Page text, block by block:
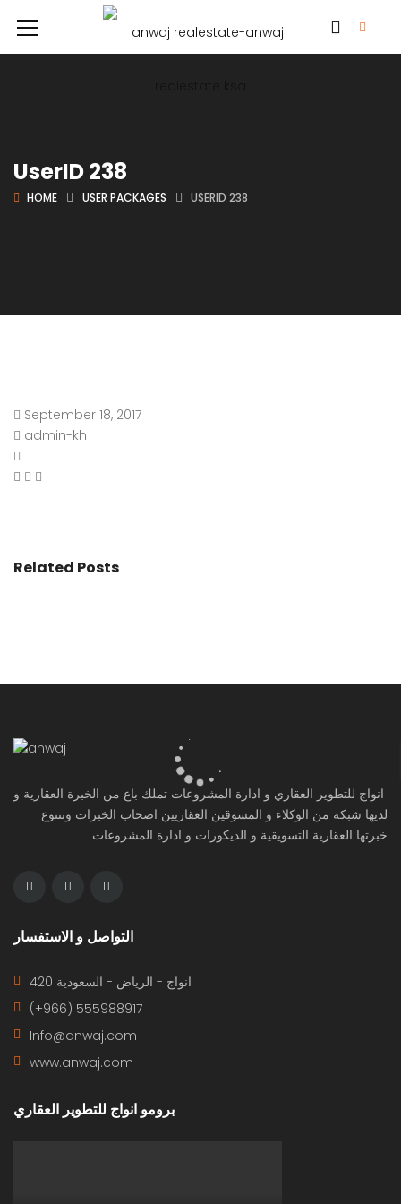
UserID 238
HOME USER PACKAGES USERID 238
September 18, 2017
admin-kh
Related Posts
انواج للتطوير العقاري و ادارة المشروعات تملك باع من الخبرة العقارية و
لديها شبكة من الوكلاء و المسوقين العقاريين اصحاب الخبرات وتننوع
خبرتها العقارية التسويقية و الديكورات و ادارة المشروعات
التواصل و الاستفسار
420 انواج - الرياض - السعودية
(+966) 555988917
Info@anwaj.com
www.anwaj.com
برومو انواج للتطوير العقاري